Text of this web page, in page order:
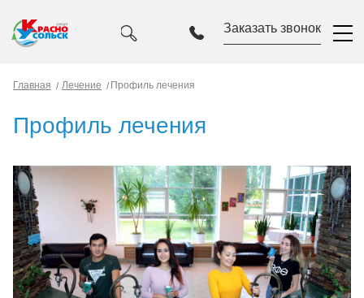
Заказать звонок
Главная Лечение Профиль лечения
Профиль лечения